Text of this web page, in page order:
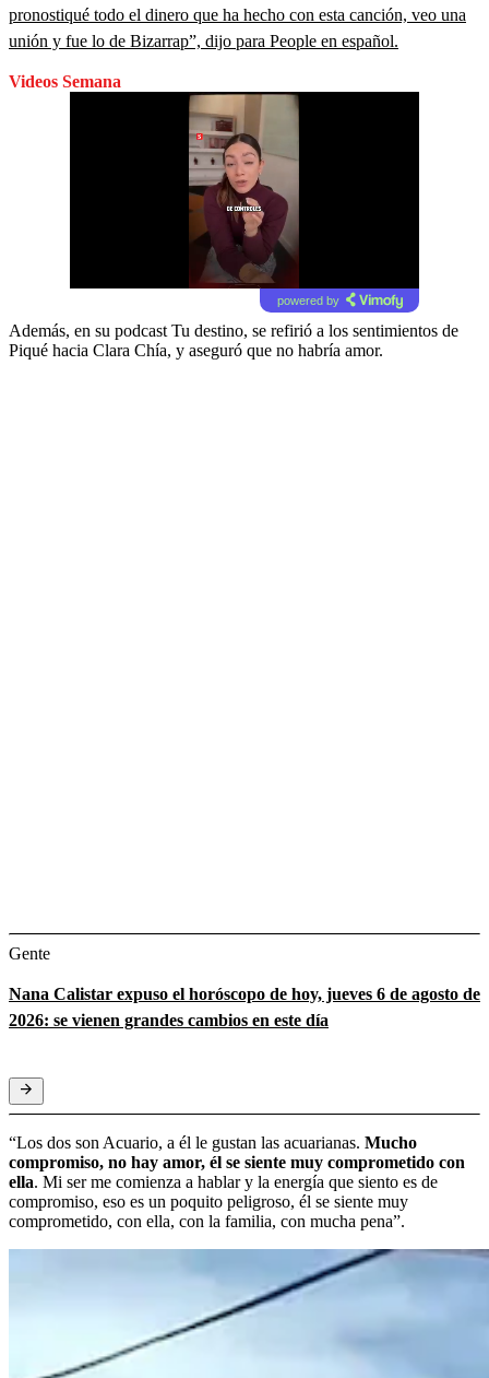
pronostiqué todo el dinero que ha hecho con esta canción, veo una
unión y fue lo de Bizarrap”, dijo para People en español.
Videos Semana
powered by
Además, en su podcast Tu destino, se refirió a los sentimientos de
Piqué hacia Clara Chía, y aseguró que no habría amor.
Gente
Nana Calistar expuso el horóscopo de hoy, jueves 6 de agosto de
2026: se vienen grandes cambios en este día
“Los dos son Acuario, a él le gustan las acuarianas. Mucho
compromiso, no hay amor, él se siente muy comprometido con
ella. Mi ser me comienza a hablar y la energía que siento es de
compromiso, eso es un poquito peligroso, él se siente muy
comprometido, con ella, con la familia, con mucha pena”.